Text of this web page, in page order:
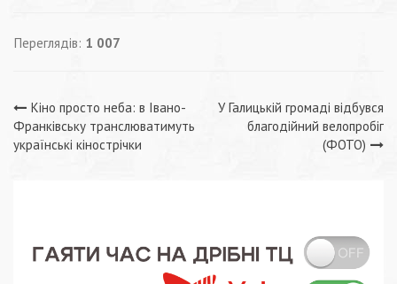
Переглядів: 1 007
Навігація
записів
Кіно просто неба: в Івано-
Франківську транслюватимуть
українські кінострічки
У Галицькій громаді відбувся
благодійний велопробіг
(ФОТО)